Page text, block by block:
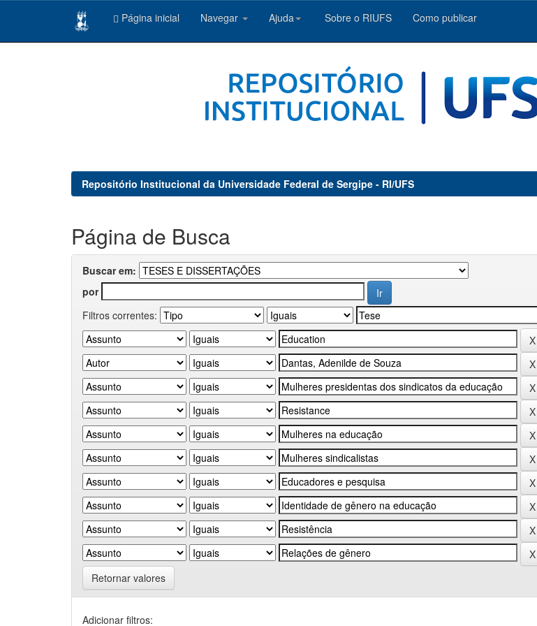
Página inicial Navegar Ajuda Sobre o RIUFS Como publicar
Repositório Institucional da Universidade Federal de Sergipe - RI/UFS
Página de Busca
Buscar em:
por
Filtros correntes:
Retornar valores
Adicionar filtros: